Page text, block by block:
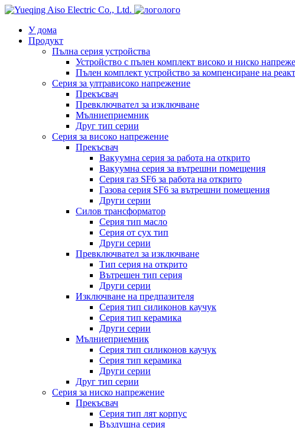
лого
У дома
Продукт
Пълна серия устройства
Устройство с пълен комплект високо и ниско
Пълен комплект устройство за компенсиране на
Серия за ултрависоко напрежение
Прекъсвач
Превключвател за изключване
Мълниеприемник
Друг тип серии
Серия за високо напрежение
Прекъсвач
Вакуумна серия за работа на открито
Вакуумна серия за вътрешни помещения
Серия газ SF6 за работа на открито
Газова серия SF6 за вътрешни помещения
Други серии
Силов трансформатор
Серия тип масло
Серия от сух тип
Други серии
Превключвател за изключване
Тип серия на открито
Вътрешен тип серия
Други серии
Изключване на предпазителя
Серия тип силиконов каучук
Серия тип керамика
Други серии
Мълниеприемник
Серия тип силиконов каучук
Серия тип керамика
Други серии
Друг тип серии
Серия за ниско напрежение
Прекъсвач
Серия тип лят корпус
Въздушна серия